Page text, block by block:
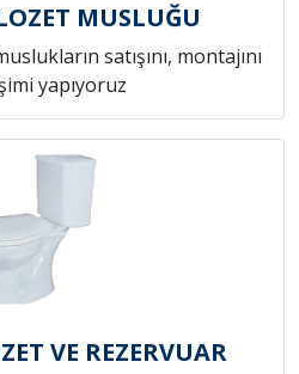
MUSLUĞU
satışını, montajını
yapıyoruz
VE REZERVUAR